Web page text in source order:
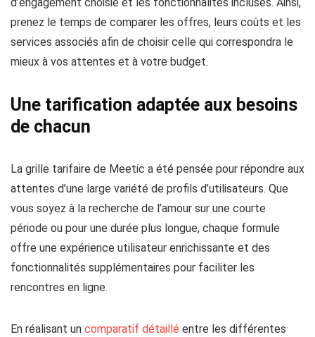
prenez le temps de comparer les offres, leurs coûts et les
services associés afin de choisir celle qui correspondra le
mieux à vos attentes et à votre budget.
Une tarification adaptée aux besoins
de chacun
La grille tarifaire de Meetic a été pensée pour répondre aux
attentes d’une large variété de profils d’utilisateurs. Que
vous soyez à la recherche de l’amour sur une courte
période ou pour une durée plus longue, chaque formule
offre une expérience utilisateur enrichissante et des
fonctionnalités supplémentaires pour faciliter les
rencontres en ligne.
En réalisant un comparatif détaillé entre les différentes